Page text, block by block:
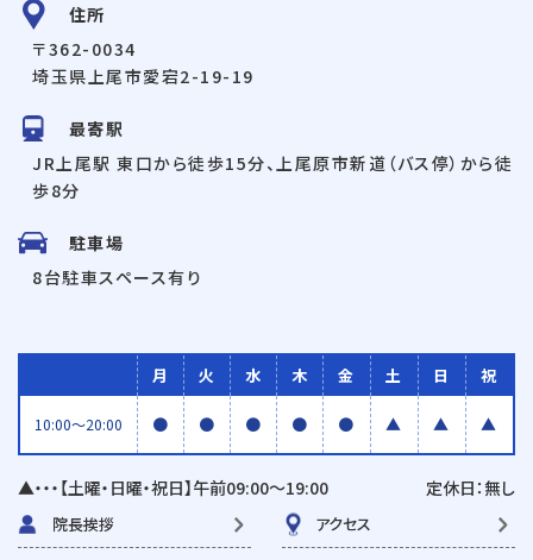
住所
〒362-0034
埼玉県上尾市愛宕2-19-19
最寄駅
JR上尾駅 東口から徒歩15分、上尾原市新道（バス停）から徒
歩8分
駐車場
8台駐車スペース有り
月 火 水 木 金 土 日 祝
10:00〜20:00 ● ● ● ● ● ▲ ▲ ▲
▲・・・【土曜・日曜・祝日】午前09:00〜19:00 定休日：無し
院長挨拶 アクセス